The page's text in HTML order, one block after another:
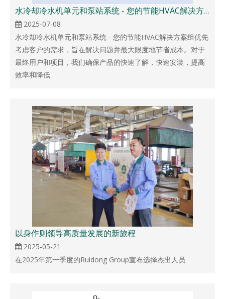
水冷却冷水机单元和泵站系统 - 您的节能HVAC解决方案
2025-07-08
水冷却冷水机单元和泵站系统 - 您的节能HVAC解决方案组优先
考虑客户的需求，旨在解决问题并最大限度地节省成本。对于
最终用户和项目，我们确保产品的快速了解，快速安装，提高
效率和降低
以身作则领导高质量发展的新旅程
2025-05-21
在2025年第一季度的Ruidong Group宣布选择杰出人员